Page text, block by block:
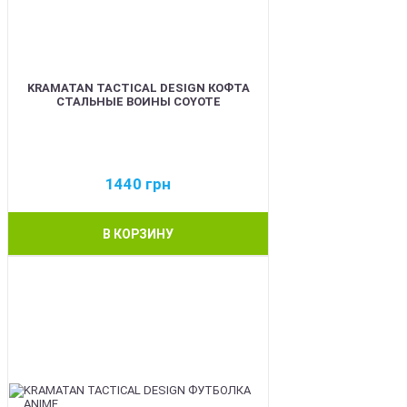
KRAMATAN TACTICAL DESIGN КОФТА
СТАЛЬНЫЕ ВОИНЫ COYOTE
1440 грн
В КОРЗИНУ